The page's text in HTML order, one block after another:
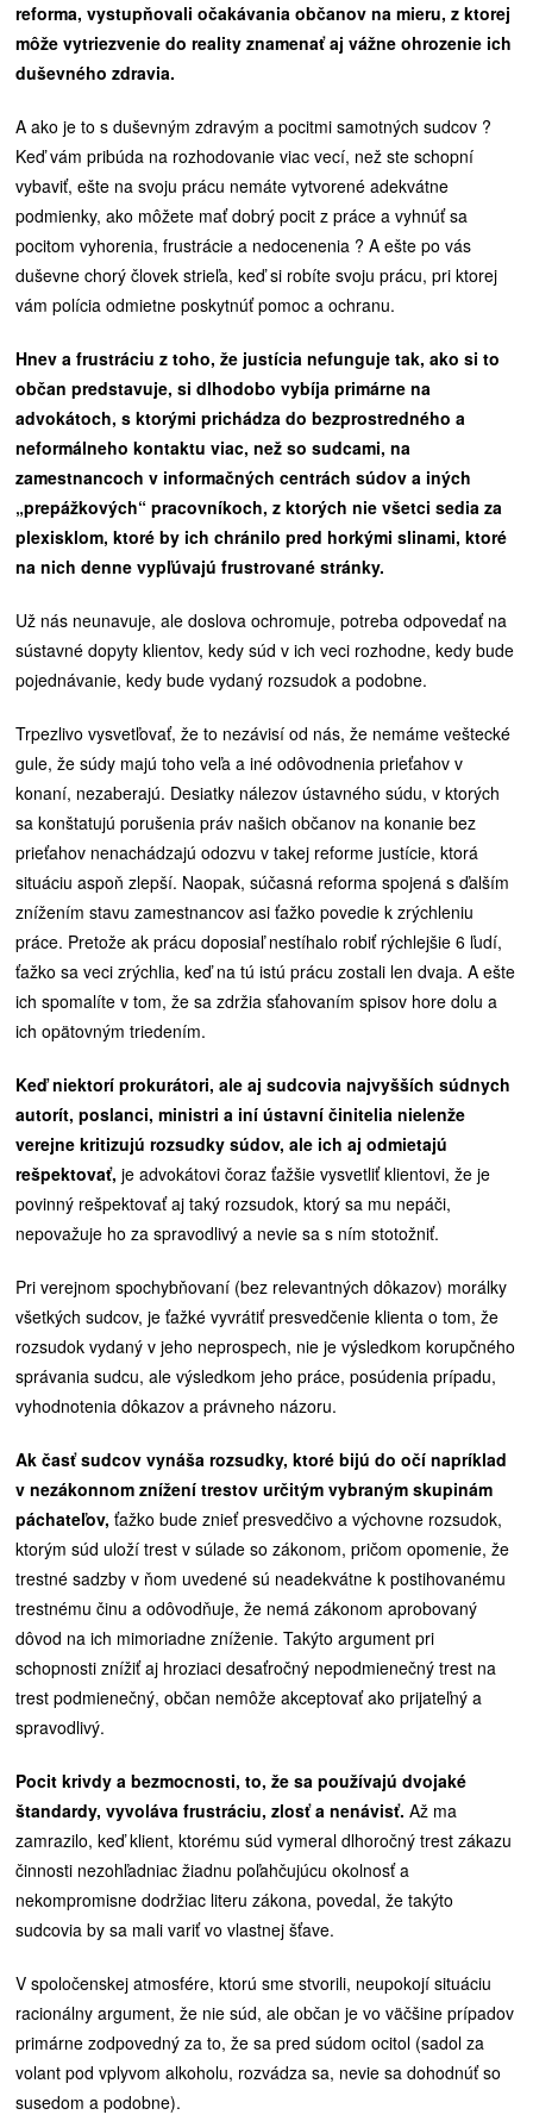
reforma, vystupňovali očakávania občanov na mieru, z ktorej
môže vytriezvenie do reality znamenať aj vážne ohrozenie ich
duševného zdravia.
A ako je to s duševným zdravým a pocitmi samotných sudcov ?
Keď vám pribúda na rozhodovanie viac vecí, než ste schopní
vybaviť, ešte na svoju prácu nemáte vytvorené adekvátne
podmienky, ako môžete mať dobrý pocit z práce a vyhnúť sa
pocitom vyhorenia, frustrácie a nedocenenia ? A ešte po vás
duševne chorý človek strieľa, keď si robíte svoju prácu, pri ktorej
vám polícia odmietne poskytnúť pomoc a ochranu.
Hnev a frustráciu z toho, že justícia nefunguje tak, ako si to
občan predstavuje, si dlhodobo vybíja primárne na
advokátoch, s ktorými prichádza do bezprostredného a
neformálneho kontaktu viac, než so sudcami, na
zamestnancoch v informačných centrách súdov a iných
„prepážkových“ pracovníkoch, z ktorých nie všetci sedia za
plexisklom, ktoré by ich chránilo pred horkými slinami, ktoré
na nich denne vypľúvajú frustrované stránky.
Už nás neunavuje, ale doslova ochromuje, potreba odpovedať na
sústavné dopyty klientov, kedy súd v ich veci rozhodne, kedy bude
pojednávanie, kedy bude vydaný rozsudok a podobne.
Trpezlivo vysvetľovať, že to nezávisí od nás, že nemáme veštecké
gule, že súdy majú toho veľa a iné odôvodnenia prieťahov v
konaní, nezaberajú. Desiatky nálezov ústavného súdu, v ktorých
sa konštatujú porušenia práv našich občanov na konanie bez
prieťahov nenachádzajú odozvu v takej reforme justície, ktorá
situáciu aspoň zlepší. Naopak, súčasná reforma spojená s ďalším
znížením stavu zamestnancov asi ťažko povedie k zrýchleniu
práce. Pretože ak prácu doposiaľ nestíhalo robiť rýchlejšie 6 ľudí,
ťažko sa veci zrýchlia, keď na tú istú prácu zostali len dvaja. A ešte
ich spomalíte v tom, že sa zdržia sťahovaním spisov hore dolu a
ich opätovným triedením.
Keď niektorí prokurátori, ale aj sudcovia najvyšších súdnych
autorít, poslanci, ministri a iní ústavní činitelia nielenže
verejne kritizujú rozsudky súdov, ale ich aj odmietajú
rešpektovať, je advokátovi čoraz ťažšie vysvetliť klientovi, že je
povinný rešpektovať aj taký rozsudok, ktorý sa mu nepáči,
nepovažuje ho za spravodlivý a nevie sa s ním stotožniť.
Pri verejnom spochybňovaní (bez relevantných dôkazov) morálky
všetkých sudcov, je ťažké vyvrátiť presvedčenie klienta o tom, že
rozsudok vydaný v jeho neprospech, nie je výsledkom korupčného
správania sudcu, ale výsledkom jeho práce, posúdenia prípadu,
vyhodnotenia dôkazov a právneho názoru.
Ak časť sudcov vynáša rozsudky, ktoré bijú do očí napríklad
v nezákonnom znížení trestov určitým vybraným skupinám
páchateľov,ťažko bude znieť presvedčivo a výchovne rozsudok,
ktorým súd uloží trest v súlade so zákonom, pričom opomenie, že
trestné sadzby v ňom uvedené sú neadekvátne k postihovanému
trestnému činu a odôvodňuje, že nemá zákonom aprobovaný
dôvod na ich mimoriadne zníženie. Takýto argument pri
schopnosti znížiť aj hroziaci desaťročný nepodmienečný trest na
trest podmienečný, občan nemôže akceptovať ako prijateľný a
spravodlivý.
Pocit krivdy a bezmocnosti, to, že sa používajú dvojaké
štandardy, vyvoláva frustráciu, zlosť a nenávisť. Až ma
zamrazilo, keď klient, ktorému súd vymeral dlhoročný trest zákazu
činnosti nezohľadniac žiadnu poľahčujúcu okolnosť a
nekompromisne dodržiac literu zákona, povedal, že takýto
sudcovia by sa mali variť vo vlastnej šťave.
V spoločenskej atmosfére, ktorú sme stvorili, neupokojí situáciu
racionálny argument, že nie súd, ale občan je vo väčšine prípadov
primárne zodpovedný za to, že sa pred súdom ocitol (sadol za
volant pod vplyvom alkoholu, rozvádza sa, nevie sa dohodnúť so
susedom a podobne).